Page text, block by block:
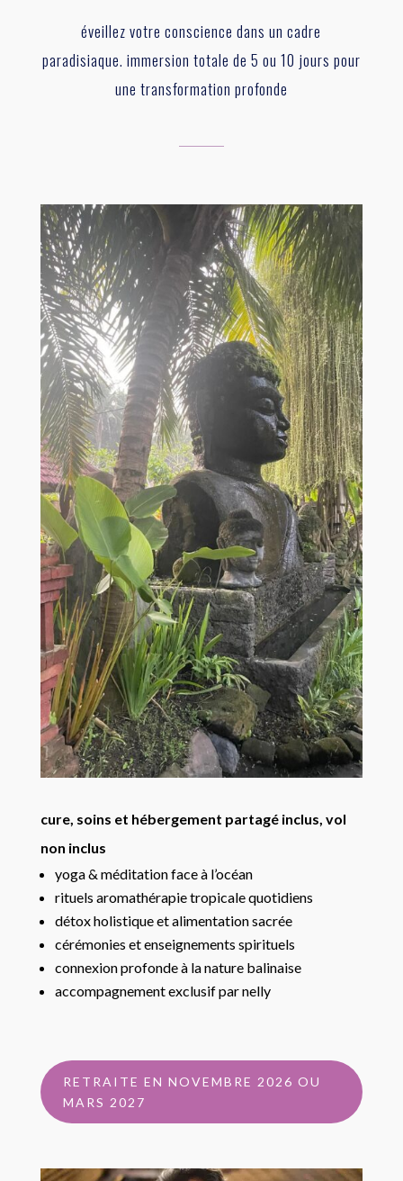
éveillez votre conscience dans un cadre
paradisiaque. immersion totale de 5 ou 10 jours pour
une transformation profonde
cure, soins et hébergement partagé inclus, vol
non inclus
yoga & méditation face à l’océan
rituels aromathérapie tropicale quotidiens
détox holistique et alimentation sacrée
cérémonies et enseignements spirituels
connexion profonde à la nature balinaise
accompagnement exclusif par nelly
RETRAITE EN NOVEMBRE 2026 OU
MARS 2027